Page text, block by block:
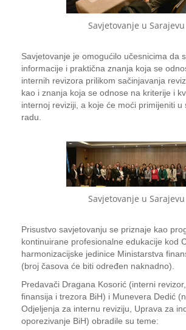
Savjetovanje u Sarajevu
Savjetovanje je omogućilo učesnicima da
informacije i praktična znanja koja se
internih revizora prilikom sačinjavanja
kao i znanja koja se odnose na kriterije i
internoj reviziji, a koje će moći primijeniti u
radu.
Savjetovanje u Sarajevu
Prisustvo savjetovanju se priznaje kao
kontinuirane profesionalne edukacije kod
harmonizacijske jedinice Ministarstva
(broj časova će biti određen naknadno).
Predavači Dragana Kosorić (interni
finansija i trezora BiH) i Munevera Dedić
Odjeljenja za internu reviziju, Uprava za
oporezivanje BiH) obradile su teme: